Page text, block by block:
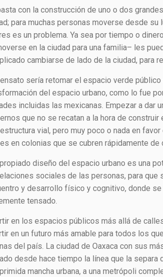
con la construcción de uno o dos
para muchas personas moverse desde su
es un problema. Ya sea por tiempo o
en la ciudad para una familia– les
cambiarse de lado de la ciudad, para
sería retomar el espacio verde
del espacio urbano, como lo fue
incluidas las mexicanas. Empezar a dar
que no se recatan a la hora de construir
vial, pero muy poco o nada en
en colonias que se cubren rápidamente de
diseño del espacio urbano es una
sociales de las personas, para que
y desarrollo físico y cognitivo, donde
tensado.
en los espacios públicos más allá de
en un futuro más amable para todos los
del país. La ciudad de Oaxaca con sus
desde hace tiempo la línea que la separa
mancha urbana, a una metrópoli